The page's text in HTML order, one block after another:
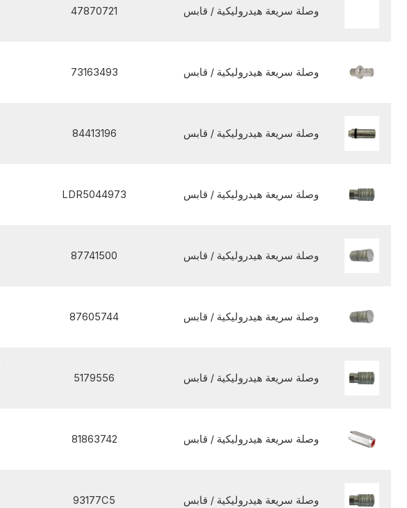
وصلة سريعة هيدروليكية / قابس 47870721
وصلة سريعة هيدروليكية / قابس 73163493
وصلة سريعة هيدروليكية / قابس 84413196
وصلة سريعة هيدروليكية / قابس LDR5044973
وصلة سريعة هيدروليكية / قابس 87741500
وصلة سريعة هيدروليكية / قابس 87605744
وصلة سريعة هيدروليكية / قابس 5179556
وصلة سريعة هيدروليكية / قابس 81863742
وصلة سريعة هيدروليكية / قابس 93177C5